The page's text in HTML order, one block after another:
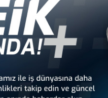
İş Konseyi
Türkiye - Kamerun